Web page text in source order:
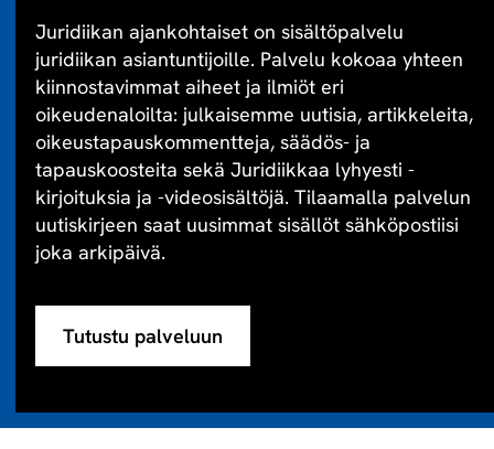
Juridiikan ajankohtaiset on sisältöpalvelu
juridiikan asiantuntijoille. Palvelu kokoaa yhteen
kiinnostavimmat aiheet ja ilmiöt eri
oikeudenaloilta: julkaisemme uutisia, artikkeleita,
oikeustapauskommentteja, säädös- ja
tapauskoosteita sekä Juridiikkaa lyhyesti -
kirjoituksia ja -videosisältöjä. Tilaamalla palvelun
uutiskirjeen saat uusimmat sisällöt sähköpostiisi
joka arkipäivä.
Tutustu palveluun